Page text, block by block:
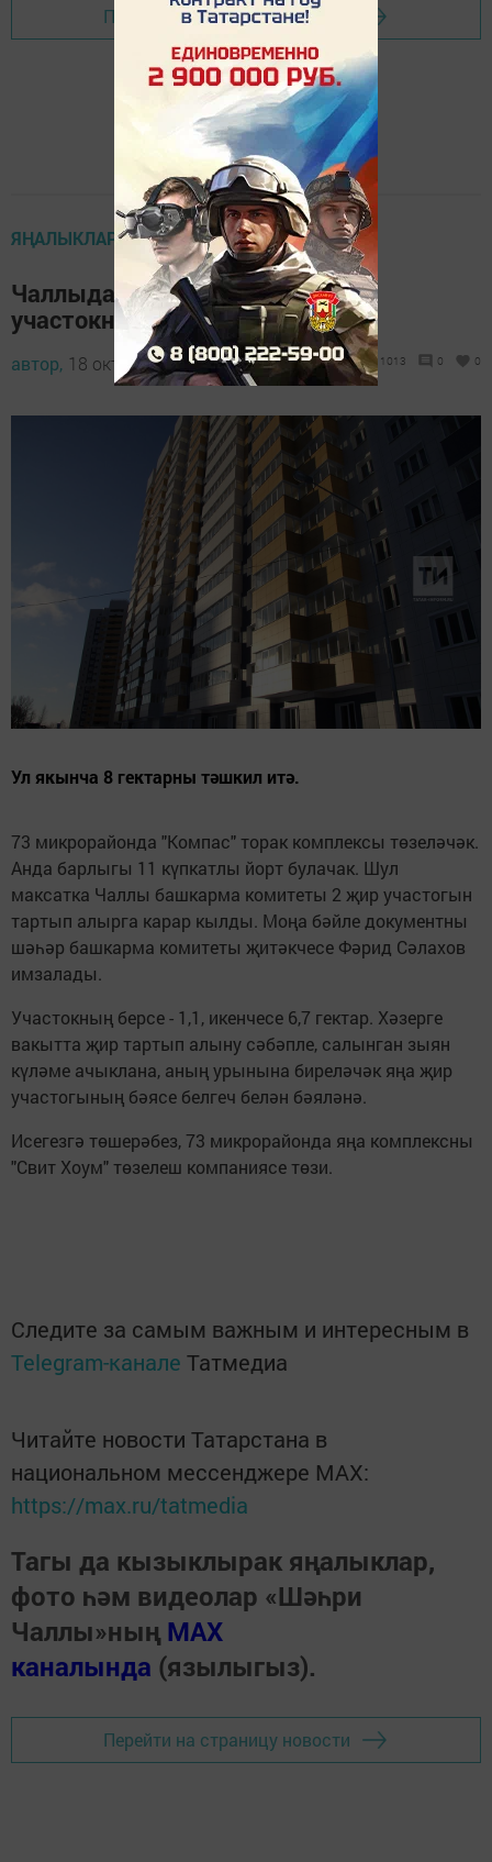
Перейти на страницу новости
ЯҢАЛЫКЛАР ТАСМАСЫ
Чаллыда күпкатлы йорт өчен 2
участокны тартып алалар
автор, 18 октябрь 2023 - 15:05 1013 0 0
Ул якынча 8 гектарны тәшкил итә.
73 микрорайонда "Компас" торак комплексы төзеләчәк.
Анда барлыгы 11 күпкатлы йорт булачак. Шул
максатка Чаллы башкарма комитеты 2 җир участогын
тартып алырга карар кылды. Моңа бәйле документны
шәһәр башкарма комитеты җитәкчесе Фәрид Сәлахов
имзалады.
Участокның берсе - 1,1, икенчесе 6,7 гектар. Хәзерге
вакытта җир тартып алыну сәбәпле, салынган зыян
күләме ачыклана, аның урынына биреләчәк яңа җир
участогының бәясе белгеч белән бәяләнә.
Исегезгә төшерәбез, 73 микрорайонда яңа комплексны
"Свит Хоум" төзелеш компаниясе төзи.
Следите за самым важным и интересным в
Telegram-канале Татмедиа
Читайте новости Татарстана в
национальном мессенджере MАХ:
https://max.ru/tatmedia
Тагы да кызыклырак яңалыклар,
фото һәм видеолар «Шәһри
Чаллы»ның MAX
каналында (язылыгыз).
Перейти на страницу новости